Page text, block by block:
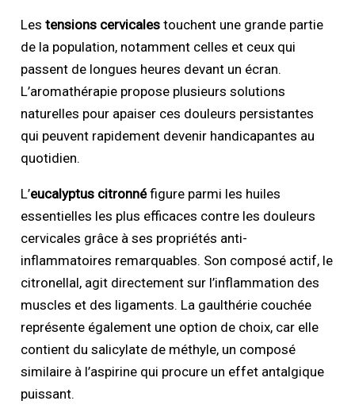
Lestensions cervicales touchent une grande partie
de la population, notamment celles et ceux qui
passent de longues heures devant un écran.
L’aromathérapie propose plusieurs solutions
naturelles pour apaiser ces douleurs persistantes
qui peuvent rapidement devenir handicapantes au
quotidien.
L’eucalyptus citronnéfigure parmi les huiles
essentielles les plus efficaces contre les douleurs
cervicales grâce à ses propriétés anti-
inflammatoires remarquables. Son composé actif, le
citronellal, agit directement sur l’inflammation des
muscles et des ligaments. La gaulthérie couchée
représente également une option de choix, car elle
contient du salicylate de méthyle, un composé
similaire à l’aspirine qui procure un effet antalgique
puissant.